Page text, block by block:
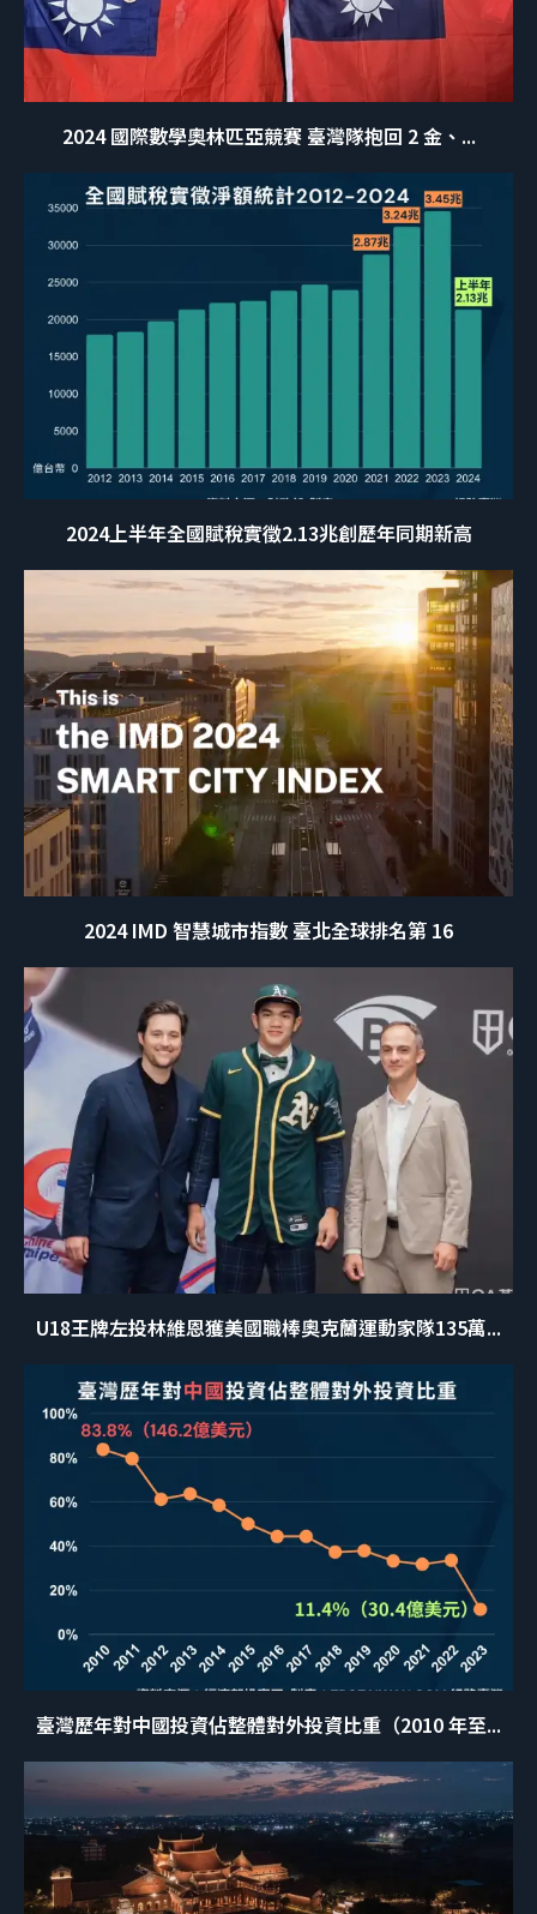
2024 國際數學奧林匹亞競賽 臺灣隊抱回 2 金、...
2024上半年全國賦稅實徵2.13兆創歷年同期新高
2024 IMD 智慧城市指數 臺北全球排名第 16
U18王牌左投林維恩獲美國職棒奧克蘭運動家隊135萬...
臺灣歷年對中國投資佔整體對外投資比重（2010 年至...